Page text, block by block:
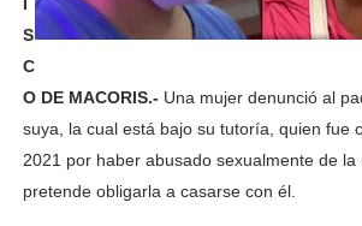
S
C
O DE MACORIS.- Una mujer denunció al
suya, la cual está bajo su tutoría, quien fue
2021 por haber abusado sexualmente de la
pretende obligarla a casarse con él.